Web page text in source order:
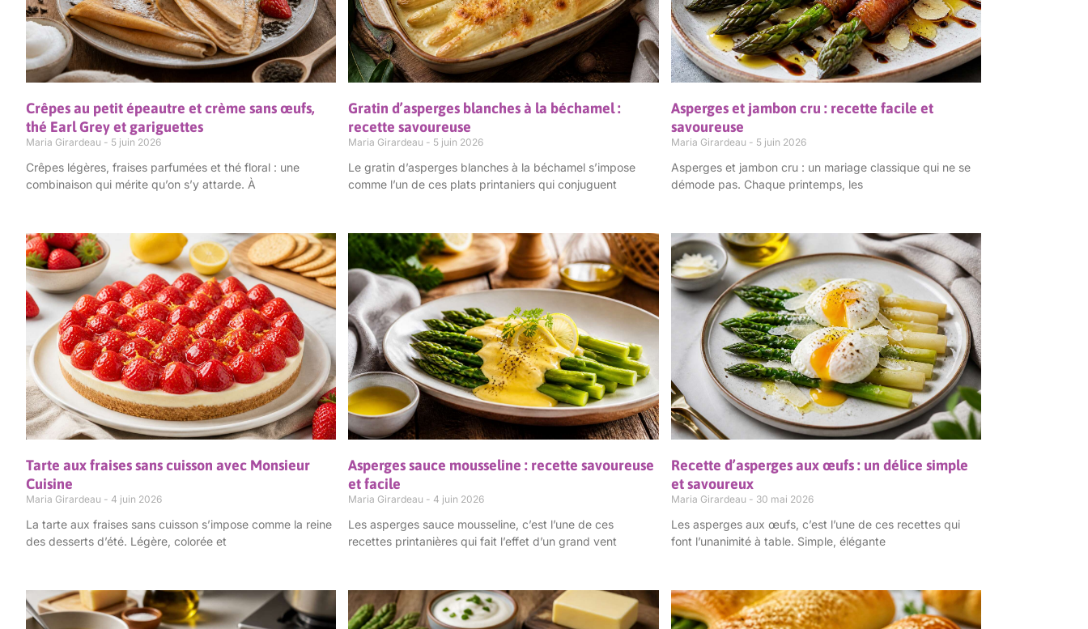
Crêpes au petit épeautre et crème sans œufs,
thé Earl Grey et gariguettes
Maria Girardeau 5 juin 2026
Crêpes légères, fraises parfumées et thé floral : une
combinaison qui mérite qu’on s’y attarde. À
Gratin d’asperges blanches à la béchamel :
recette savoureuse
Maria Girardeau 5 juin 2026
Le gratin d’asperges blanches à la béchamel s’impose
comme l’un de ces plats printaniers qui conjuguent
Asperges et jambon cru : recette facile et
savoureuse
Maria Girardeau 5 juin 2026
Asperges et jambon cru : un mariage classique qui ne se
démode pas. Chaque printemps, les
Tarte aux fraises sans cuisson avec Monsieur
Cuisine
Maria Girardeau 4 juin 2026
La tarte aux fraises sans cuisson s’impose comme la reine
des desserts d’été. Légère, colorée et
Asperges sauce mousseline : recette savoureuse
et facile
Maria Girardeau 4 juin 2026
Les asperges sauce mousseline, c’est l’une de ces
recettes printanières qui fait l’effet d’un grand vent
Recette d’asperges aux œufs : un délice simple
et savoureux
Maria Girardeau 30 mai 2026
Les asperges aux œufs, c’est l’une de ces recettes qui
font l’unanimité à table. Simple, élégante